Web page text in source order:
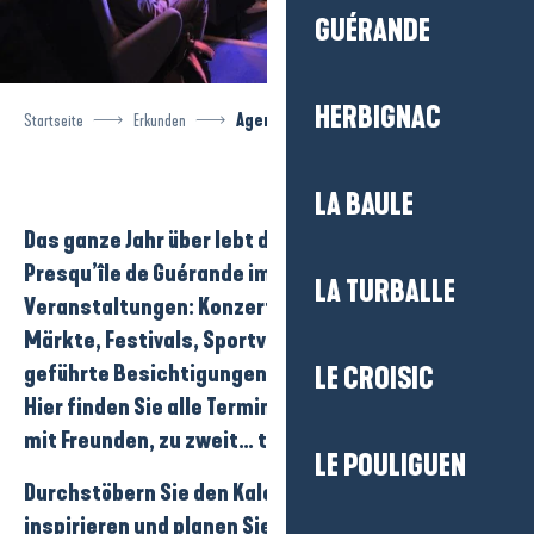
GUÉRANDE
HERBIGNAC
LA BAULE
LA TURBALLE
LE CROISIC
LE POULIGUEN
Startseite Erkunden Agenda
Das ganze Jahr über lebt das Reiseziel
Presqu’île de Guérande im Rhythmus seiner
Veranstaltungen: Konzerte Ausstellungen,
Märkte, Festivals, Sportveranstaltungen
geführte Besichtigungen
Hier finden Sie alle Termine, die Sie mit der Familie,
mit Freunden, zu zweit… teilen können.
Durchstöbern Sie den Kalender, lassen Sie sich
inspirieren und planen Sie Ihre nächsten Ausflüge!